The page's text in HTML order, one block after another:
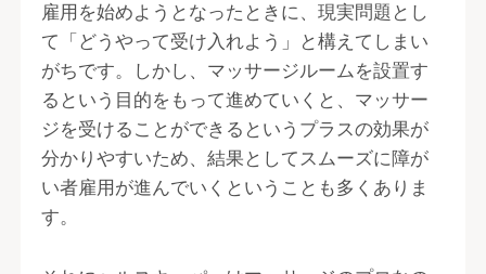
雇用を始めようとなったときに、現実問題とし
て「どうやって受け入れよう」と構えてしまい
がちです。しかし、マッサージルームを設置す
るという目的をもって進めていくと、マッサー
ジを受けることができるというプラスの効果が
分かりやすいため、結果としてスムーズに障が
い者雇用が進んでいくということも多くありま
す。